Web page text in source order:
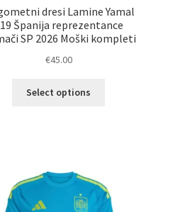
dresi Lamine Yamal
Španija reprezentance
SP 2026 Moški kompleti
€45.00
Select options
izberete